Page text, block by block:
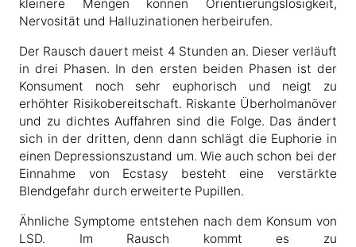
kleinere Mengen können Orientierungslosigkeit,
Nervosität und Halluzinationen herbeirufen.
Der Rausch dauert meist 4 Stunden an. Dieser verläuft
in drei Phasen. In den ersten beiden Phasen ist der
Konsument noch sehr euphorisch und neigt zu
erhöhter Risikobereitschaft. Riskante Überholmanöver
und zu dichtes Auffahren sind die Folge. Das ändert
sich in der dritten, denn dann schlägt die Euphorie in
einen Depressionszustand um. Wie auch schon bei der
Einnahme von Ecstasy besteht eine verstärkte
Blendgefahr durch erweiterte Pupillen.
Ähnliche Symptome entstehen nach dem Konsum von
LSD. Im Rausch kommt es zu